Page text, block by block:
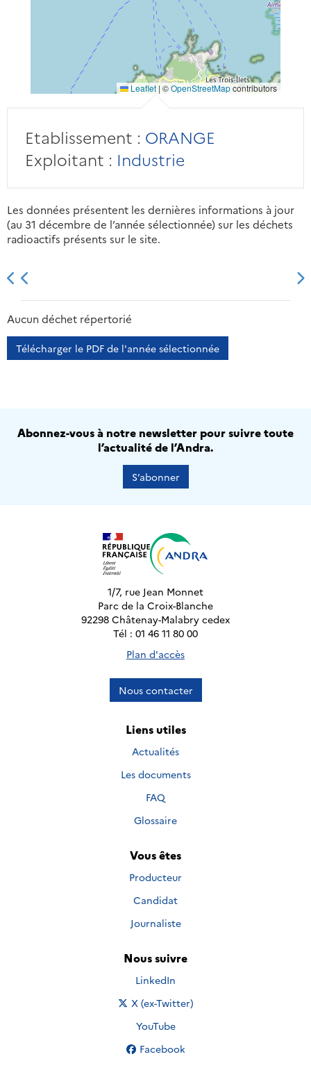
Leaflet| ©OpenStreetMapcontributors
Etablissement : ORANGE
Exploitant : Industrie
Les données présentent les dernières informations à jour
(au 31 décembre de l’année sélectionnée) sur les déchets
radioactifs présents sur le site.
2013 2014
Aucun déchet répertorié
Télécharger le PDF de l'année sélectionnée
Abonnez-vous à notre newsletter pour suivre toute
l’actualité de l’Andra.
S’abonner
1/7, rue Jean Monnet
Parc de la Croix-Blanche
92298 Châtenay-Malabry cedex
Tél : 01 46 11 80 00
Plan d'accès
Nous contacter
Liens utiles
Actualités
Les documents
FAQ
Glossaire
Vous êtes
Producteur
Candidat
Journaliste
Nous suivre
Nous suivre sur
LinkedIn
Nous suivre sur
X (ex-Twitter)
Nous suivre sur
YouTube
Nous suivre sur
Facebook